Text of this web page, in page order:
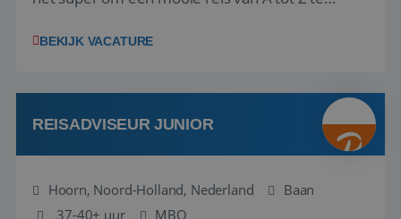
vakantiegangers de meest prachtige plekjes op
werken: of het nu gaat om vragen ...
BEKIJK VACATURE
REISADVISEUR JUNIOR
Hoorn, Noord-Holland, Nederland
Baan
37-40+ uur
MBO